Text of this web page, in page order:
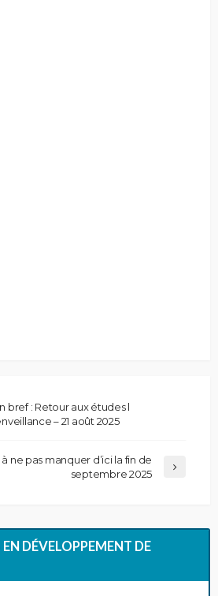
bref : Retour aux études l
– 21 août 2025
ne pas manquer d’ici la fin de
septembre 2025
DÉVELOPPEMENT DE